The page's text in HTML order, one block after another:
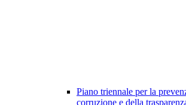
Piano triennale per la
corruzione e della